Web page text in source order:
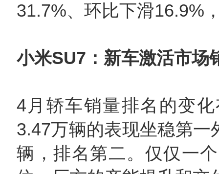
31.7%、环比下滑16.9%
小米SU7：新车激活市场
4月轿车销量排名的变
3.47万辆的表现坐稳第
辆，排名第二。仅仅一